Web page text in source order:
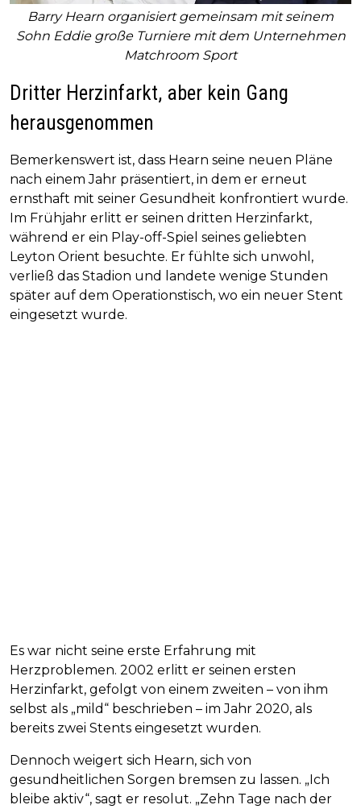
Barry Hearn organisiert gemeinsam mit seinem
Sohn Eddie große Turniere mit dem Unternehmen
Matchroom Sport
Dritter Herzinfarkt, aber kein Gang
herausgenommen
Bemerkenswert ist, dass Hearn seine neuen Pläne
nach einem Jahr präsentiert, in dem er erneut
ernsthaft mit seiner Gesundheit konfrontiert wurde.
Im Frühjahr erlitt er seinen dritten Herzinfarkt,
während er ein Play-off-Spiel seines geliebten
Leyton Orient besuchte. Er fühlte sich unwohl,
verließ das Stadion und landete wenige Stunden
später auf dem Operationstisch, wo ein neuer Stent
eingesetzt wurde.
Es war nicht seine erste Erfahrung mit
Herzproblemen. 2002 erlitt er seinen ersten
Herzinfarkt, gefolgt von einem zweiten – von ihm
selbst als „mild“ beschrieben – im Jahr 2020, als
bereits zwei Stents eingesetzt wurden.
Dennoch weigert sich Hearn, sich von
gesundheitlichen Sorgen bremsen zu lassen. „Ich
bleibe aktiv“, sagt er resolut. „Zehn Tage nach der